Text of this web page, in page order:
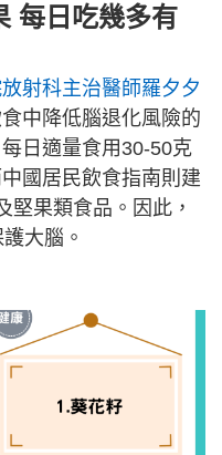
每日吃幾多有
射科主治醫師羅夕夕
中降低腦退化風險的
日適量食用30-50克
國居民飲食指南則建
堅果類食品。因此，
大腦。